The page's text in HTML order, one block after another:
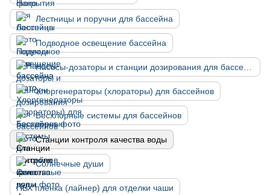
Лестницы и поручни для бассейна
Подводное освещение бассейна
Хлоргенераторы (хлораторы) для бассейнов
Бесхлорные системы для бассейнов
Станции контроля качества воды
Солнечные души
ПВХ плёнка (лайнер) для отделки чаши